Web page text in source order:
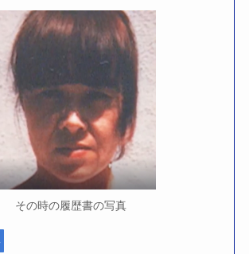
その時の履歴書の写真